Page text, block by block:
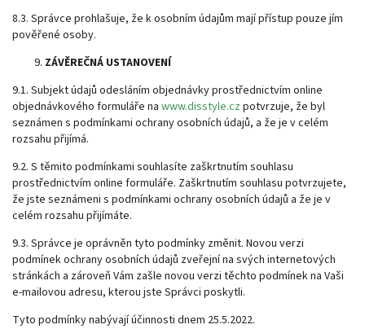
8.3. Správce prohlašuje, že k osobním údajům mají přístup pouze jím
pověřené osoby.
ZÁVĚREČNÁ USTANOVENÍ
9.1. Subjekt údajů odesláním objednávky prostřednictvím online
objednávkového formuláře na www.disstyle.cz potvrzuje, že byl
seznámen s podmínkami ochrany osobních údajů, a že je v celém
rozsahu přijímá.
9.2. S těmito podmínkami souhlasíte zaškrtnutím souhlasu
prostřednictvím online formuláře. Zaškrtnutím souhlasu potvrzujete,
že jste seznámeni s podmínkami ochrany osobních údajů a že je v
celém rozsahu přijímáte.
9.3. Správce je oprávněn tyto podmínky změnit. Novou verzi
podmínek ochrany osobních údajů zveřejní na svých internetových
stránkách a zároveň Vám zašle novou verzi těchto podmínek na Vaši
e-mailovou adresu, kterou jste Správci poskytli.
Tyto podmínky nabývají účinnosti dnem 25.5.2022.